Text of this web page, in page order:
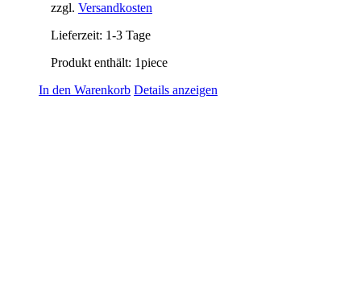
zzgl. Versandkosten
Lieferzeit: 1-3 Tage
Produkt enthält: 1piece
In den Warenkorb Details anzeigen